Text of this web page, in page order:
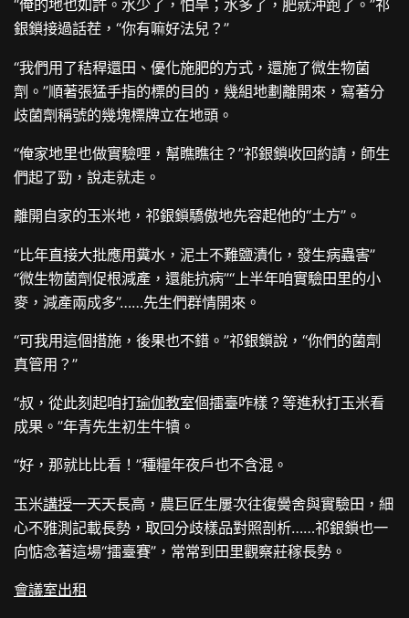
“俺的地也如許。水少了，怕旱；水多了，肥就沖跑了。”祁
銀鎖接過話茬，“你有嘛好法兒？”
“我們用了秸稈還田、優化施肥的方式，還施了微生物菌
劑。”順著張猛手指的標的目的，幾組地劃離開來，寫著分
歧菌劑稱號的幾塊標牌立在地頭。
“俺家地里也做實驗哩，幫瞧瞧往？”祁銀鎖收回約請，師生
們起了勁，說走就走。
離開自家的玉米地，祁銀鎖驕傲地先容起他的“土方”。
“比年直接大批應用糞水，泥土不難鹽漬化，發生病蟲害”
“微生物菌劑促根減產，還能抗病”“上半年咱實驗田里的小
麥，減產兩成多”……先生們群情開來。
“可我用這個措施，後果也不錯。”祁銀鎖說，“你們的菌劑
真管用？”
“叔，從此刻起咱打瑜伽教室個擂臺咋樣？等進秋打玉米看
成果。”年青先生初生牛犢。
“好，那就比比看！”種糧年夜戶也不含混。
玉米講授一天天長高，農巨匠生屢次往復黌舍與實驗田，細
心不雅測記載長勢，取回分歧樣品對照剖析……祁銀鎖也一
向惦念著這場“擂臺賽”，常常到田里觀察莊稼長勢。
會議室出租